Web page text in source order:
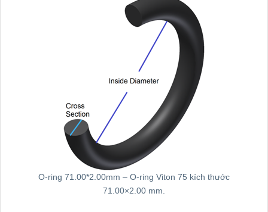
O-ring 71.00*2.00mm – O-ring Viton 75 kích thước
71.00×2.00 mm.